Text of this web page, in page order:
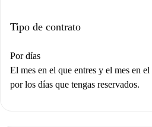
Tipo de contrato
Por días
El mes en el que entres y el mes en
por los días que tengas reservados.